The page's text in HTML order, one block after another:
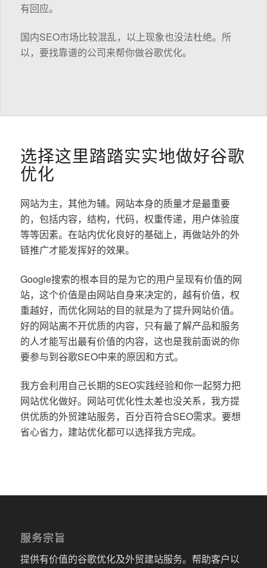
有回应。
国内SEO市场比较混乱，以上现象也没法杜绝。所
以，要找靠谱的公司来帮你做谷歌优化。
选择这里踏踏实实地做好谷歌
优化
网站为主，其他为辅。网站本身的质量才是最重要
的，包括内容，结构，代码，权重传递，用户体验度
等等因素。在站内优化良好的基础上，再做站外的外
链推广才能发挥好的效果。
Google搜索的根本目的是为它的用户呈现有价值的网
站，这个价值是由网站自身来决定的，越有价值，权
重越好，而优化网站的目的就是为了提升网站价值。
好的网站离不开优质的内容，只有最了解产品和服务
的人才能写出最有价值的内容，这也是我前面说的你
要参与到谷歌SEO中来的原因和方式。
我方会利用自己长期的SEO实践经验和你一起努力把
网站优化做好。网站可优化性太差也没关系，我方提
供优质的外贸建站服务，百分百符合SEO需求。要想
省心省力，建站优化都可以选择我方完成。
服务宗旨
提供有价值的谷歌优化及外贸建站服务。帮助客户以